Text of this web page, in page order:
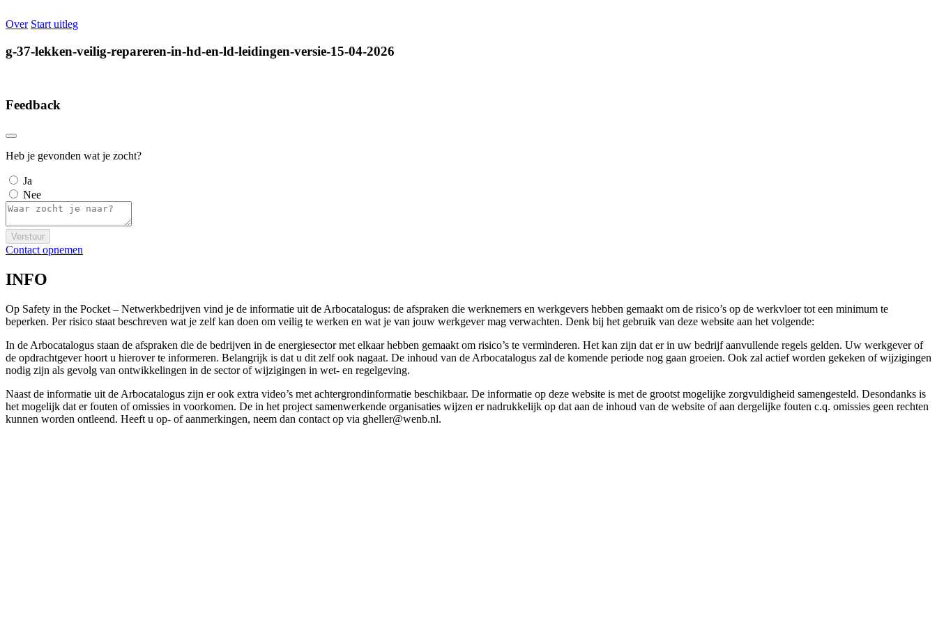
Over Start uitleg
g-37-lekken-veilig-repareren-in-hd-en-ld-leidingen-versie-15-04-2026
Feedback
Heb je gevonden wat je zocht?
Ja
Nee
Verstuur
Contact opnemen
INFO
Op Safety in the Pocket – Netwerkbedrijven vind je de informatie uit de Arbocatalogus: de afspraken die werknemers en werkgevers hebben gemaakt om de risico’s op de werkvloer tot een minimum te
beperken. Per risico staat beschreven wat je zelf kan doen om veilig te werken en wat je van jouw werkgever mag verwachten. Denk bij het gebruik van deze website aan het volgende:
In de Arbocatalogus staan de afspraken die de bedrijven in de energiesector met elkaar hebben gemaakt om risico’s te verminderen. Het kan zijn dat er in uw bedrijf aanvullende regels gelden. Uw werkgever of
de opdrachtgever hoort u hierover te informeren. Belangrijk is dat u dit zelf ook nagaat. De inhoud van de Arbocatalogus zal de komende periode nog gaan groeien. Ook zal actief worden gekeken of wijzigingen
nodig zijn als gevolg van ontwikkelingen in de sector of wijzigingen in wet- en regelgeving.
Naast de informatie uit de Arbocatalogus zijn er ook extra video’s met achtergrondinformatie beschikbaar. De informatie op deze website is met de grootst mogelijke zorgvuldigheid samengesteld. Desondanks is
het mogelijk dat er fouten of omissies in voorkomen. De in het project samenwerkende organisaties wijzen er nadrukkelijk op dat aan de inhoud van de website of aan dergelijke fouten c.q. omissies geen rechten
kunnen worden ontleend. Heeft u op- of aanmerkingen, neem dan contact op via gheller@wenb.nl.